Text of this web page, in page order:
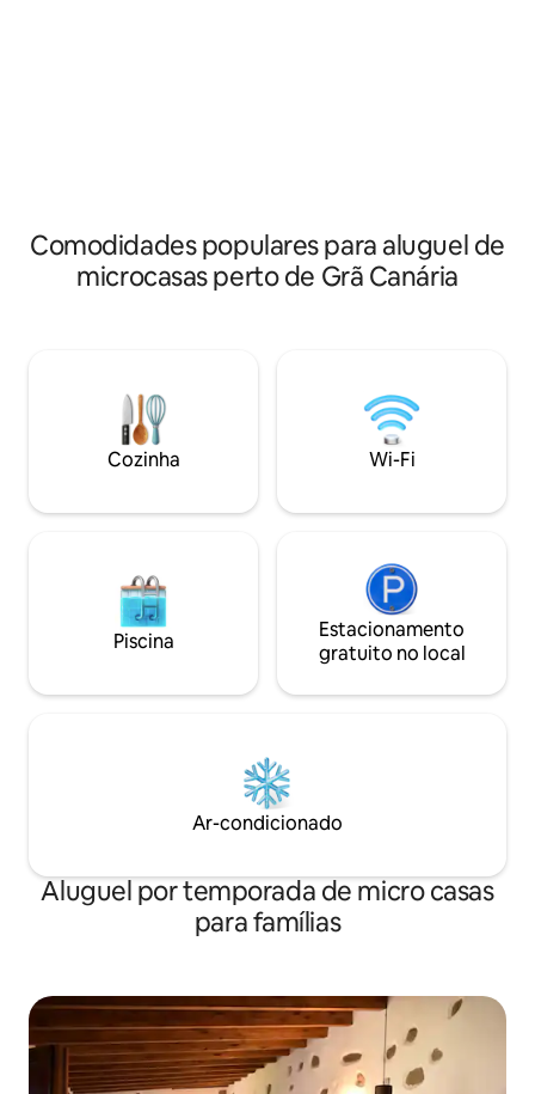
Comodidades populares para aluguel de
microcasas perto de Grã Canária
Cozinha Wi-Fi
Piscina
Estacionamento
gratuito no local
Ar-condicionado
Aluguel por temporada de micro casas
para famílias